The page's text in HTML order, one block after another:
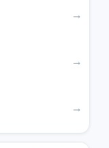
→
→
→